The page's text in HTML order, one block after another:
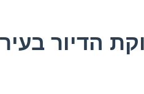
הדיור בעיר